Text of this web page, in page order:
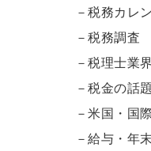
－税務カレ
－税務調査
－税理士業界
－税金の話題
－米国・国
－給与・年